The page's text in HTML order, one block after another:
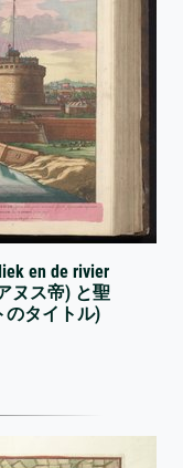
en de rivier
ヌス帝) と聖
のタイトル)